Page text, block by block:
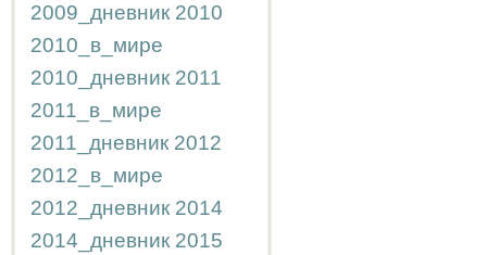
2009_дневник 2010
2010_в_мире
2010_дневник 2011
2011_в_мире
2011_дневник 2012
2012_в_мире
2012_дневник 2014
2014_дневник 2015